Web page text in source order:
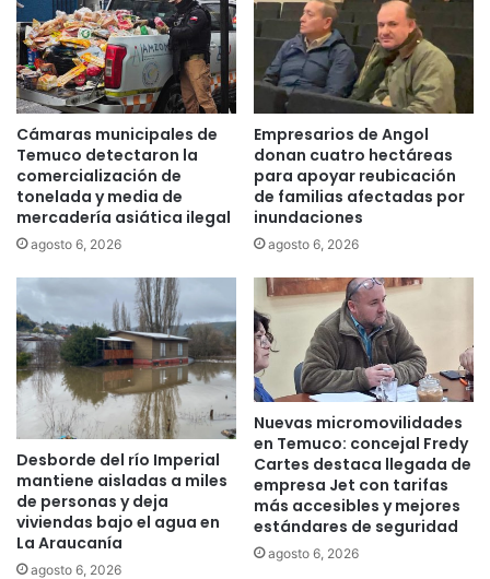
a
d
u
r
b
a
n
a
q
u
e
e
n
e
a
l
a
ó
n
c
i
o
m
o
d
e
l
o
e
n
P
ó
n
Cámaras municipales de
Temuco detectaron la
comercialización de
tonelada y media de
mercadería asiática ilegal
agosto 6, 2026
Empresarios de Angol
donan cuatro hectáreas
para apoyar reubicación
de familias afectadas por
inundaciones
agosto 6, 2026
Desborde del río Imperial
mantiene aisladas a miles
de personas y deja
viviendas bajo el agua en
La Araucanía
agosto 6, 2026
Nuevas micromovilidades
en Temuco: concejal Fredy
Cartes destaca llegada de
empresa Jet con tarifas
más accesibles y mejores
estándares de seguridad
agosto 6, 2026